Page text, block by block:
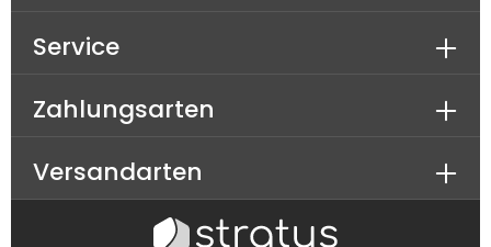
Service
Zahlungsarten
Versandarten